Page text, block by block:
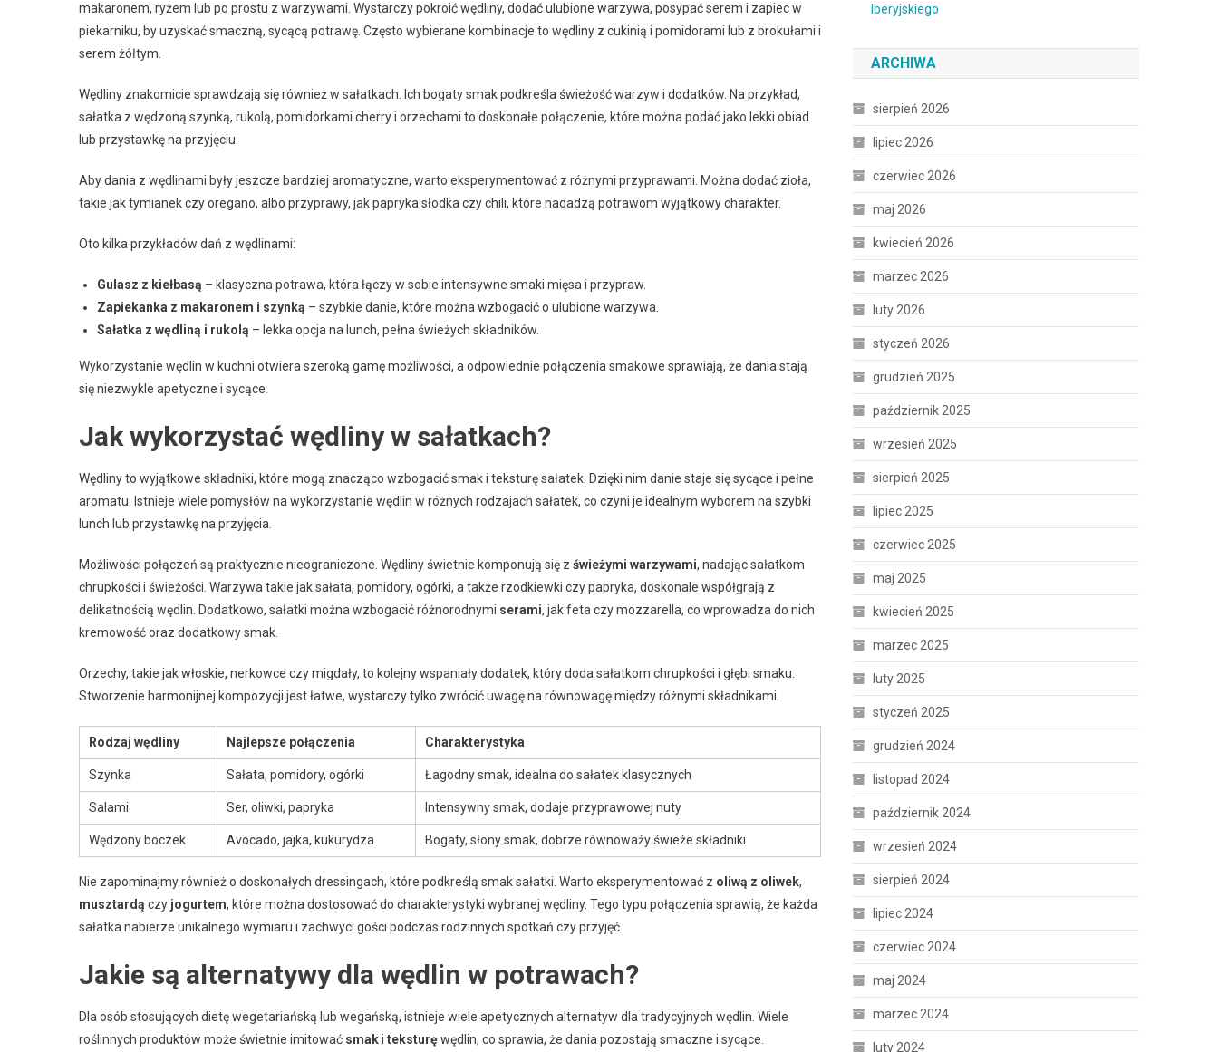
makaronem, ryżem lub po prostu z warzywami. Wystarczy pokroić wędliny, dodać ulubione warzywa, posypać serem i zapiec w
piekarniku, by uzyskać smaczną, sycącą potrawę. Często wybierane kombinacje to wędliny z cukinią i pomidorami lub z brokułami i
serem żółtym.
Wędliny znakomicie sprawdzają się również w sałatkach. Ich bogaty smak podkreśla świeżość warzyw i dodatków. Na przykład,
sałatka z wędzoną szynką, rukolą, pomidorkami cherry i orzechami to doskonałe połączenie, które można podać jako lekki obiad
lub przystawkę na przyjęciu.
Aby dania z wędlinami były jeszcze bardziej aromatyczne, warto eksperymentować z różnymi przyprawami. Można dodać zioła,
takie jak tymianek czy oregano, albo przyprawy, jak papryka słodka czy chili, które nadadzą potrawom wyjątkowy charakter.
Oto kilka przykładów dań z wędlinami:
Gulasz z kiełbasą – klasyczna potrawa, która łączy w sobie intensywne smaki mięsa i przypraw.
Zapiekanka z makaronem i szynką – szybkie danie, które można wzbogacić o ulubione warzywa.
Sałatka z wędliną i rukolą – lekka opcja na lunch, pełna świeżych składników.
Wykorzystanie wędlin w kuchni otwiera szeroką gamę możliwości, a odpowiednie połączenia smakowe sprawiają, że dania stają
się niezwykle apetyczne i sycące.
Jak wykorzystać wędliny w sałatkach?
Wędliny to wyjątkowe składniki, które mogą znacząco wzbogacić smak i teksturę sałatek. Dzięki nim danie staje się sycące i pełne
aromatu. Istnieje wiele pomysłów na wykorzystanie wędlin w różnych rodzajach sałatek, co czyni je idealnym wyborem na szybki
lunch lub przystawkę na przyjęcia.
Możliwości połączeń są praktycznie nieograniczone. Wędliny świetnie komponują się z świeżymi warzywami, nadając sałatkom
chrupkości i świeżości. Warzywa takie jak sałata, pomidory, ogórki, a także rzodkiewki czy papryka, doskonale współgrają z
delikatnością wędlin. Dodatkowo, sałatki można wzbogacić różnorodnymi serami, jak feta czy mozzarella, co wprowadza do nich
kremowość oraz dodatkowy smak.
Orzechy, takie jak włoskie, nerkowce czy migdały, to kolejny wspaniały dodatek, który doda sałatkom chrupkości i głębi smaku.
Stworzenie harmonijnej kompozycji jest łatwe, wystarczy tylko zwrócić uwagę na równowagę między różnymi składnikami.
Rodzaj wędliny Najlepsze połączenia Charakterystyka
Szynka Sałata, pomidory, ogórki Łagodny smak, idealna do sałatek klasycznych
Salami Ser, oliwki, papryka Intensywny smak, dodaje przyprawowej nuty
Wędzony boczek Avocado, jajka, kukurydza Bogaty, słony smak, dobrze równoważy świeże składniki
Nie zapominajmy również o doskonałych dressingach, które podkreślą smak sałatki. Warto eksperymentować z oliwą z oliwek,
musztardą czy jogurtem, które można dostosować do charakterystyki wybranej wędliny. Tego typu połączenia sprawią, że każda
sałatka nabierze unikalnego wymiaru i zachwyci gości podczas rodzinnych spotkań czy przyjęć.
Jakie są alternatywy dla wędlin w potrawach?
Dla osób stosujących dietę wegetariańską lub wegańską, istnieje wiele apetycznych alternatyw dla tradycyjnych wędlin. Wiele
roślinnych produktów może świetnie imitować smaki teksturęwędlin, co sprawia, że dania pozostają smaczne i sycące.
ARCHIWA
sierpień 2026
lipiec 2026
czerwiec 2026
maj 2026
kwiecień 2026
marzec 2026
luty 2026
styczeń 2026
grudzień 2025
październik 2025
wrzesień 2025
sierpień 2025
lipiec 2025
czerwiec 2025
maj 2025
kwiecień 2025
marzec 2025
luty 2025
styczeń 2025
grudzień 2024
listopad 2024
październik 2024
wrzesień 2024
sierpień 2024
lipiec 2024
czerwiec 2024
maj 2024
marzec 2024
luty 2024